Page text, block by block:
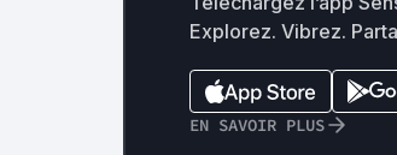
Explorez. Vibrez.
EN SAVOIR PLUS